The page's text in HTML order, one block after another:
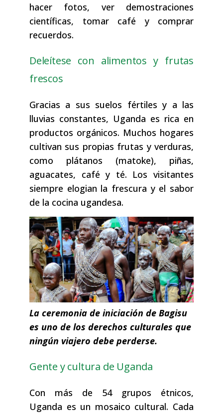
hacer fotos, ver demostraciones
científicas, tomar café y comprar
recuerdos.
Deleítese con alimentos y frutas
frescos
Gracias a sus suelos fértiles y a las
lluvias constantes, Uganda es rica en
productos orgánicos. Muchos hogares
cultivan sus propias frutas y verduras,
como plátanos (matoke), piñas,
aguacates, café y té. Los visitantes
siempre elogian la frescura y el sabor
de la cocina ugandesa.
La ceremonia de iniciación de Bagisu
es uno de los derechos culturales que
ningún viajero debe perderse.
Gente y cultura de Uganda
Con más de 54 grupos étnicos,
Uganda es un mosaico cultural. Cada